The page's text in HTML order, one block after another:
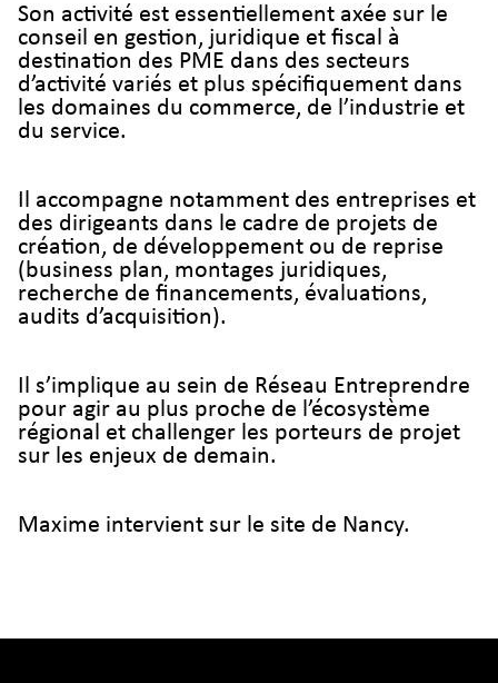
Son activité est essentiellement axée sur le
conseil en gestion, juridique et fiscal à
destination des PME dans des secteurs
d’activité variés et plus spécifiquement dans
les domaines du commerce, de l’industrie et
du service.
Il accompagne notamment des entreprises et
des dirigeants dans le cadre de projets de
création, de développement ou de reprise
(business plan, montages juridiques,
recherche de financements, évaluations,
audits d’acquisition).
Il s’implique au sein de Réseau Entreprendre
pour agir au plus proche de l’écosystème
régional et challenger les porteurs de projet
sur les enjeux de demain.
Maxime intervient sur le site de Nancy.